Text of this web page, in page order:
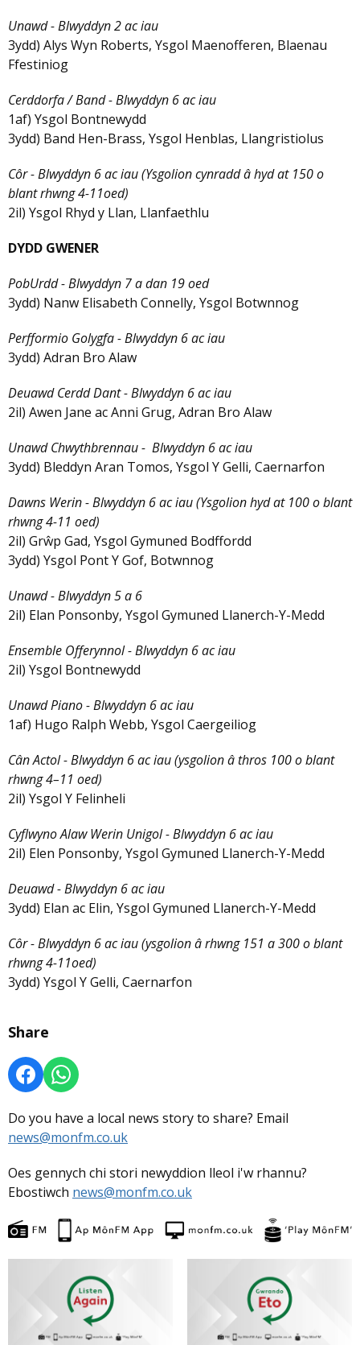
Unawd - Blwyddyn 2 ac iau
3ydd) Alys Wyn Roberts, Ysgol Maenofferen, Blaenau
Ffestiniog
Cerddorfa / Band - Blwyddyn 6 ac iau
1af) Ysgol Bontnewydd
3ydd) Band Hen-Brass, Ysgol Henblas, Llangristiolus
Côr - Blwyddyn 6 ac iau (Ysgolion cynradd â hyd at 150 o
blant rhwng 4-11oed)
2il) Ysgol Rhyd y Llan, Llanfaethlu
DYDD GWENER
PobUrdd - Blwyddyn 7 a dan 19 oed
3ydd) Nanw Elisabeth Connelly, Ysgol Botwnnog
Perfformio Golygfa - Blwyddyn 6 ac iau
3ydd) Adran Bro Alaw
Deuawd Cerdd Dant - Blwyddyn 6 ac iau
2il) Awen Jane ac Anni Grug, Adran Bro Alaw
Unawd Chwythbrennau - Blwyddyn 6 ac iau
3ydd) Bleddyn Aran Tomos, Ysgol Y Gelli, Caernarfon
Dawns Werin - Blwyddyn 6 ac iau (Ysgolion hyd at 100 o blant
rhwng 4-11 oed)
2il) Grŵp Gad, Ysgol Gymuned Bodffordd
3ydd) Ysgol Pont Y Gof, Botwnnog
Unawd - Blwyddyn 5 a 6
2il) Elan Ponsonby, Ysgol Gymuned Llanerch-Y-Medd
Ensemble Offerynnol - Blwyddyn 6 ac iau
2il) Ysgol Bontnewydd
Unawd Piano - Blwyddyn 6 ac iau
1af) Hugo Ralph Webb, Ysgol Caergeiliog
Cân Actol - Blwyddyn 6 ac iau (ysgolion â thros 100 o blant
rhwng 4–11 oed)
2il) Ysgol Y Felinheli
Cyflwyno Alaw Werin Unigol - Blwyddyn 6 ac iau
2il) Elen Ponsonby, Ysgol Gymuned Llanerch-Y-Medd
Deuawd - Blwyddyn 6 ac iau
3ydd) Elan ac Elin, Ysgol Gymuned Llanerch-Y-Medd
Côr - Blwyddyn 6 ac iau (ysgolion â rhwng 151 a 300 o blant
rhwng 4-11oed)
3ydd) Ysgol Y Gelli, Caernarfon
Share
Do you have a local news story to share? Email
news@monfm.co.uk
Oes gennych chi stori newyddion lleol i'w rhannu?
Ebostiwch news@monfm.co.uk